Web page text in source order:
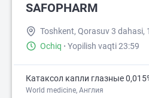
SAFOPHARM
Toshkent, Qorasuv 3 dahasi,
Ochiq · Yopilish vaqti 23:59
Катаксол капли глазные
World medicine, Англия